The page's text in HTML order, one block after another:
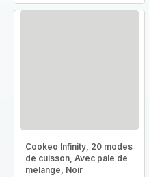
Cookeo Infinity, 20 modes
de cuisson, Avec pale de
mélange, Noir